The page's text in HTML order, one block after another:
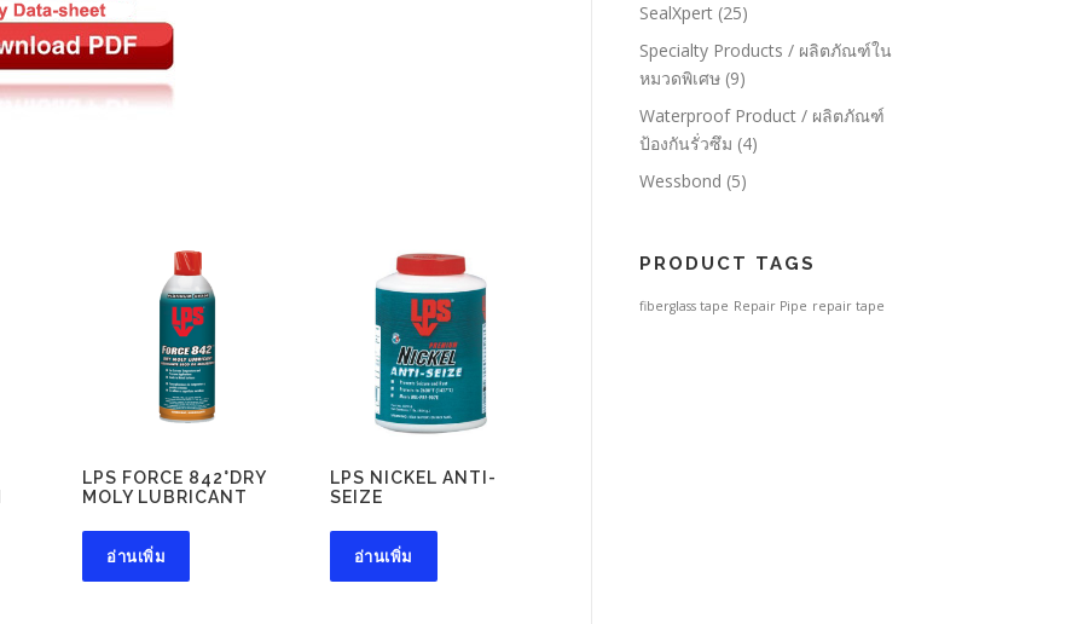
LPS FORCE 842°DRY
MOLY LUBRICANT
อ่านเพิ่ม
LPS NICKEL ANTI-
SEIZE
อ่านเพิ่ม
SealXpert (25)
Specialty Products / ผลิตภัณฑ์ใน
หมวดพิเศษ (9)
Waterproof Product / ผลิตภัณฑ์
ป้องกันรั่วซึม (4)
Wessbond (5)
PRODUCT TAGS
fiberglass tape Repair Pipe repair tape